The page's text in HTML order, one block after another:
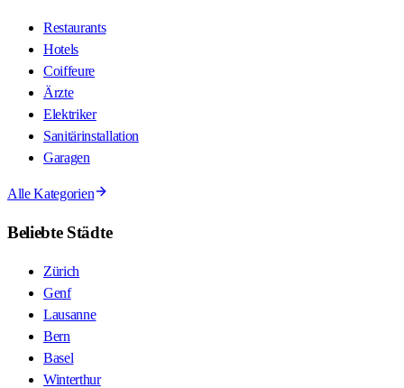
Restaurants
Hotels
Coiffeure
Ärzte
Elektriker
Sanitärinstallation
Garagen
Alle Kategorien
Beliebte Städte
Zürich
Genf
Lausanne
Bern
Basel
Winterthur